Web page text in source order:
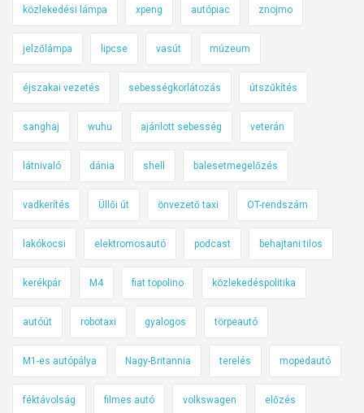
közlekedési lámpa xpeng autópiac znojmo
jelzőlámpa lipcse vasút múzeum
éjszakai vezetés sebességkorlátozás útszűkítés
sanghaj wuhu ajánlott sebesség veterán
látnivaló dánia shell balesetmegelőzés
vadkerítés Üllői út önvezető taxi OT-rendszám
lakókocsi elektromosautó podcast behajtani tilos
kerékpár M4 fiat topolino közlekedéspolitika
autóút robotaxi gyalogos törpeautó
M1-es autópálya Nagy-Britannia terelés mopedautó
féktávolság filmes autó volkswagen előzés